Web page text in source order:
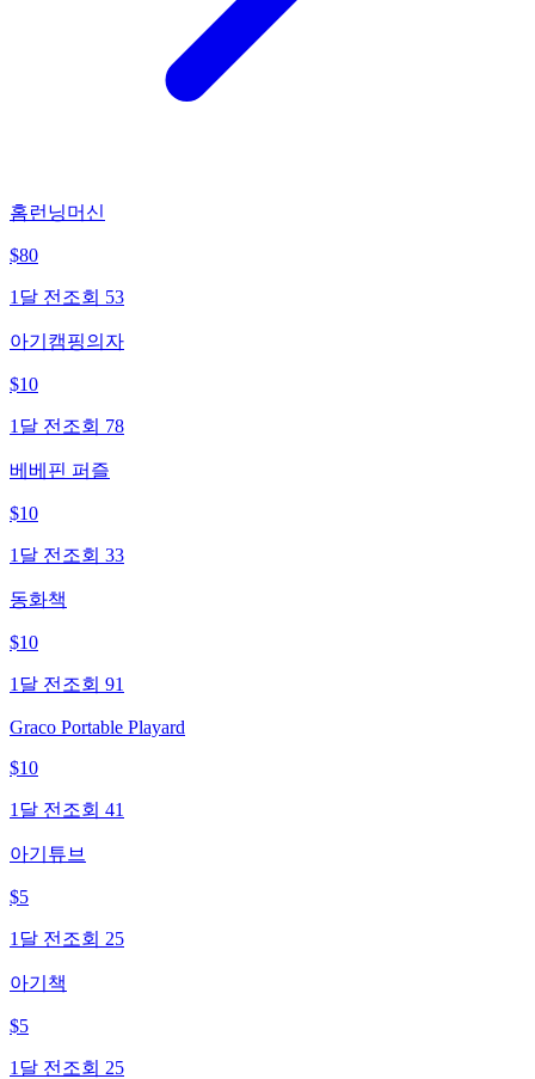
홈런닝머신
$80
1달 전 조회 53
아기캠핑의자
$10
1달 전 조회 78
베베핀 퍼즐
$10
1달 전 조회 33
동화책
$10
1달 전 조회 91
Graco Portable Playard
$10
1달 전 조회 41
아기튜브
$5
1달 전 조회 25
아기책
$5
1달 전 조회 25